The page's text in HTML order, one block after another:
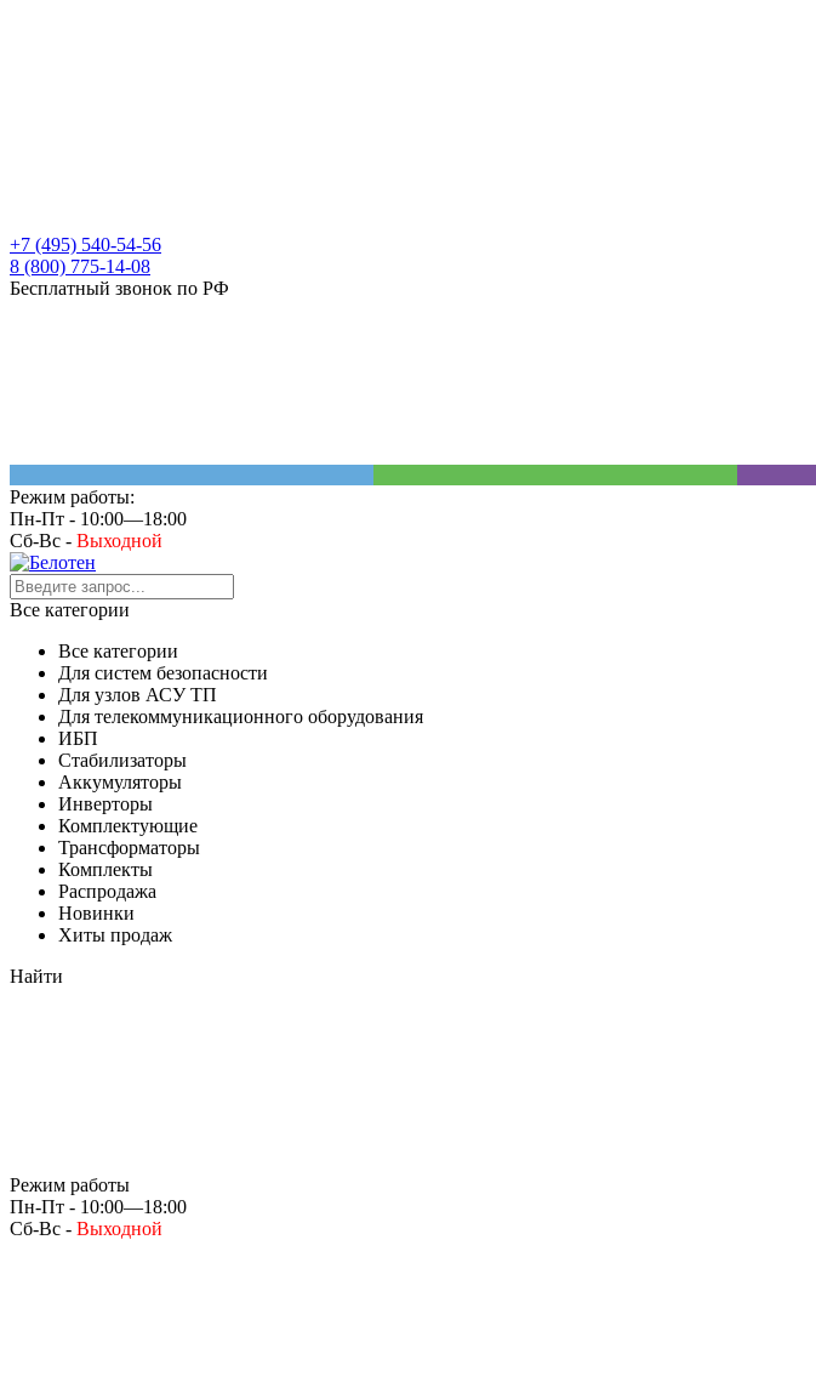
+7 (495) 540-54-56
8 (800) 775-14-08
Бесплатный звонок по РФ
Режим работы:
Пн-Пт - 10:00—18:00
Сб-Вс - Выходной
Все категории
Все категории
Для систем безопасности
Для узлов АСУ ТП
Для телекоммуникационного оборудования
ИБП
Стабилизаторы
Аккумуляторы
Инверторы
Комплектующие
Трансформаторы
Комплекты
Распродажа
Новинки
Хиты продаж
Найти
Режим работы
Пн-Пт - 10:00—18:00
Сб-Вс - Выходной